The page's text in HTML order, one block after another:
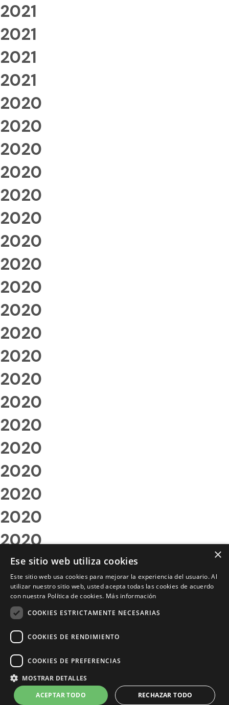
2021
2021
2021
2021
2020
2020
2020
2020
2020
2020
2020
2020
2020
2020
2020
2020
2020
2020
2020
2020
2020
2020
2020
2020
2020
2020
2020
2020
2020
2020
×
Ese sitio web utiliza cookies
Este sitio web usa cookies para mejorar la experiencia del usuario. Al
utilizar nuestro sitio web, usted acepta todas las cookies de acuerdo
con nuestra Política de cookies. Más información
COOKIES ESTRICTAMENTE NECESARIAS
COOKIES DE RENDIMIENTO
COOKIES DE PREFERENCIAS
MOSTRAR DETALLES
ACEPTAR TODO
RECHAZAR TODO